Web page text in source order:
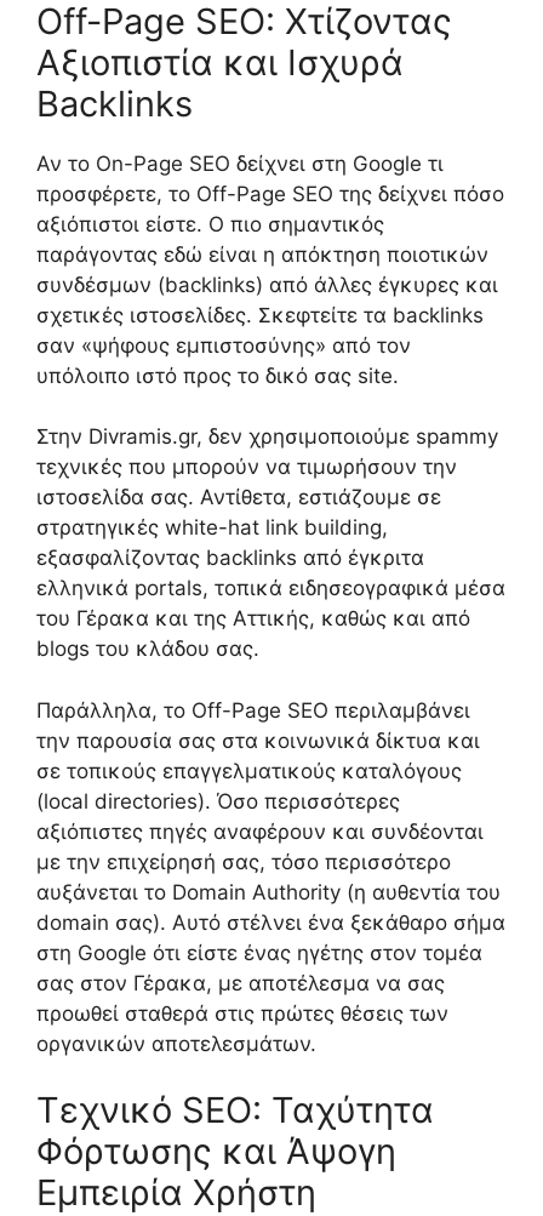
Off-Page SEO: Χτίζοντας
Αξιοπιστία και Ισχυρά
Backlinks
Αν το On-Page SEO δείχνει στη Google τι
προσφέρετε, το Off-Page SEO της δείχνει πόσο
αξιόπιστοι είστε. Ο πιο σημαντικός
παράγοντας εδώ είναι η απόκτηση ποιοτικών
συνδέσμων (backlinks) από άλλες έγκυρες και
σχετικές ιστοσελίδες. Σκεφτείτε τα backlinks
σαν «ψήφους εμπιστοσύνης» από τον
υπόλοιπο ιστό προς το δικό σας site.
Στην Divramis.gr, δεν χρησιμοποιούμε spammy
τεχνικές που μπορούν να τιμωρήσουν την
ιστοσελίδα σας. Αντίθετα, εστιάζουμε σε
στρατηγικές white-hat link building,
εξασφαλίζοντας backlinks από έγκριτα
ελληνικά portals, τοπικά ειδησεογραφικά μέσα
του Γέρακα και της Αττικής, καθώς και από
blogs του κλάδου σας.
Παράλληλα, το Off-Page SEO περιλαμβάνει
την παρουσία σας στα κοινωνικά δίκτυα και
σε τοπικούς επαγγελματικούς καταλόγους
(local directories). Όσο περισσότερες
αξιόπιστες πηγές αναφέρουν και συνδέονται
με την επιχείρησή σας, τόσο περισσότερο
αυξάνεται το Domain Authority (η αυθεντία του
domain σας). Αυτό στέλνει ένα ξεκάθαρο σήμα
στη Google ότι είστε ένας ηγέτης στον τομέα
σας στον Γέρακα, με αποτέλεσμα να σας
προωθεί σταθερά στις πρώτες θέσεις των
οργανικών αποτελεσμάτων.
Τεχνικό SEO: Ταχύτητα
Φόρτωσης και Άψογη
Εμπειρία Χρήστη